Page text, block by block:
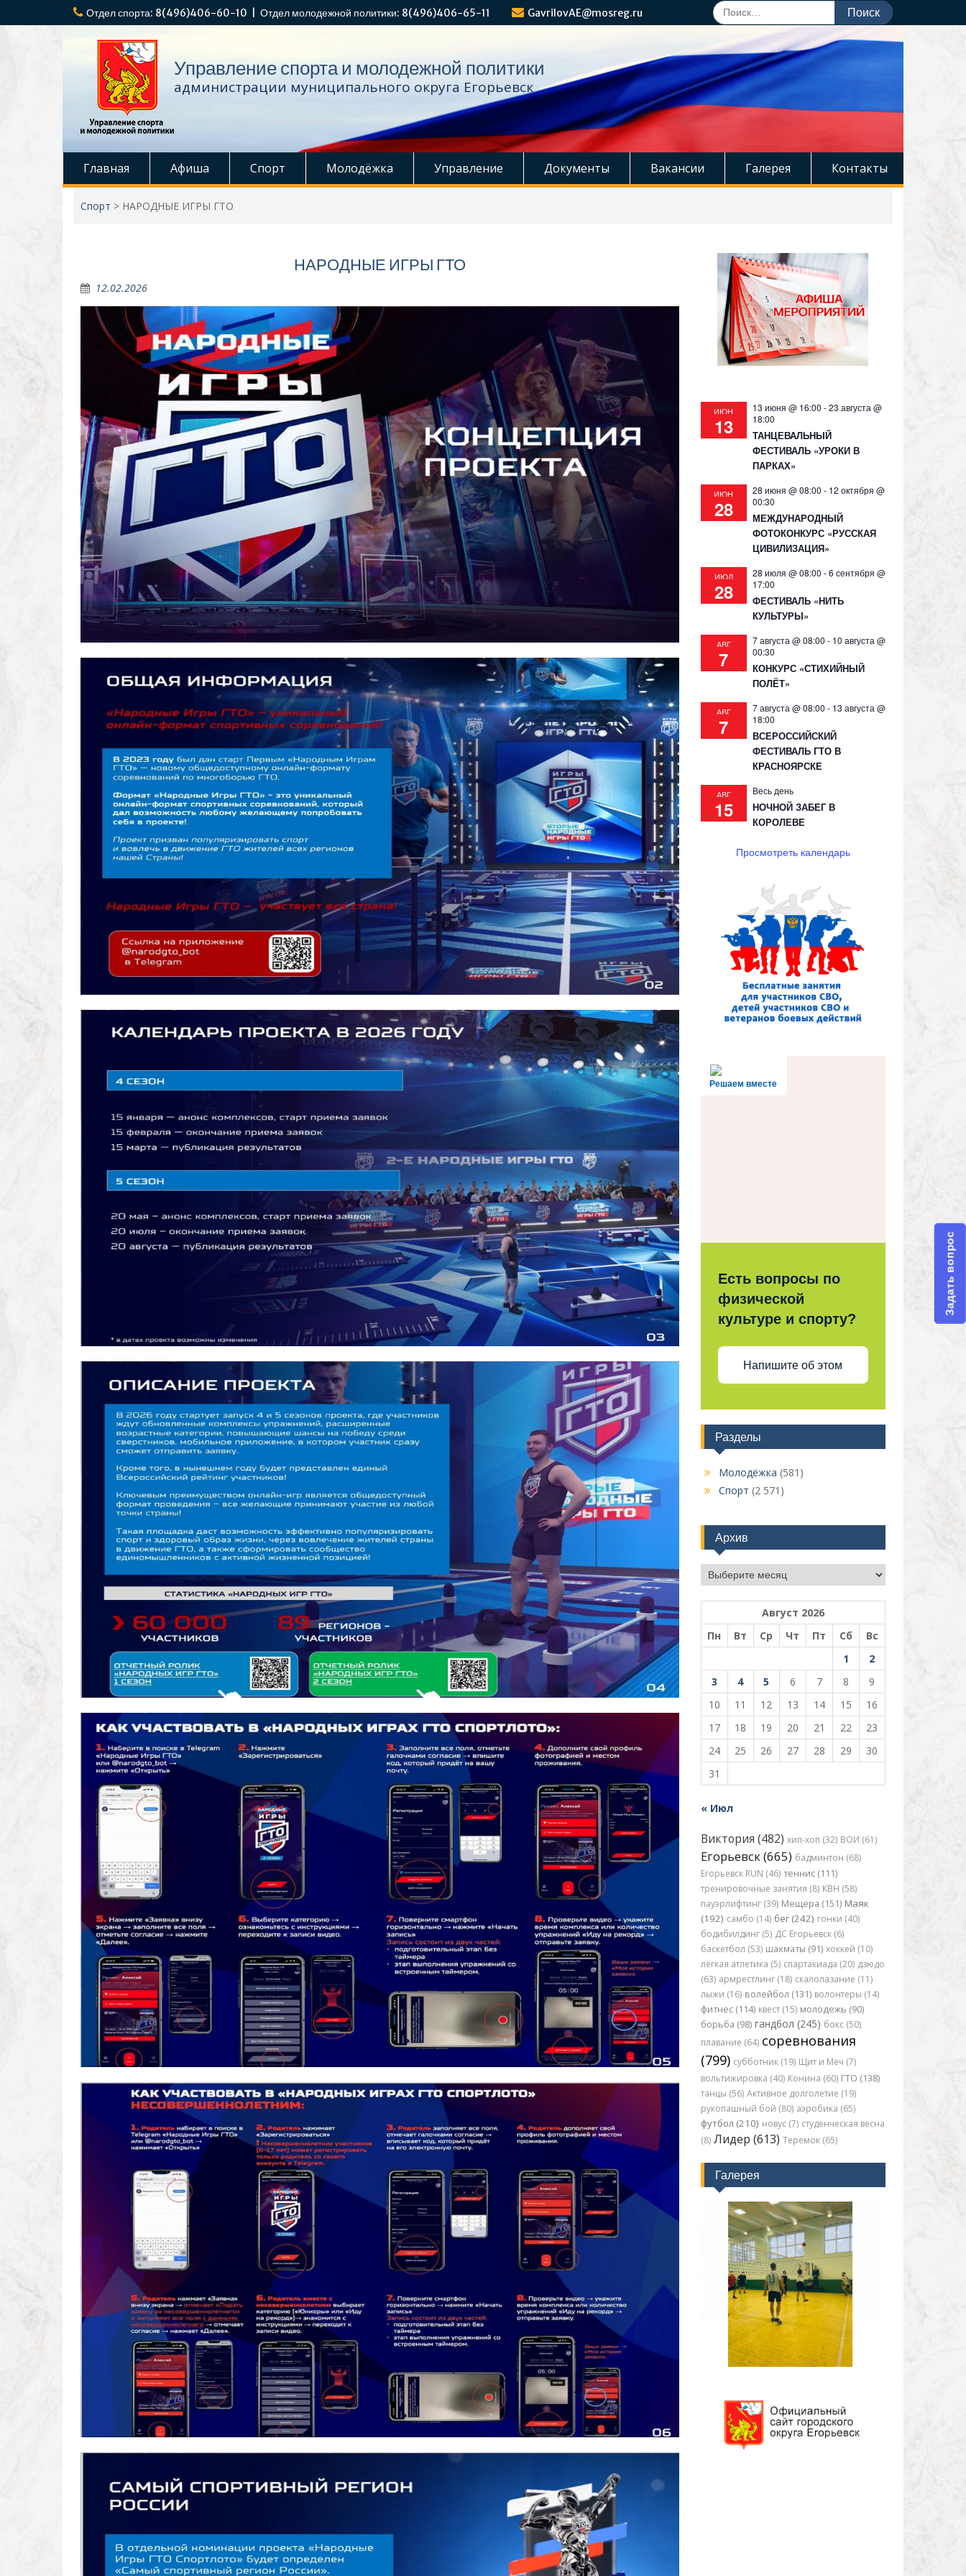
к
Отдел спорта: 8(496)406-60-10 | Отдел молодежной политики: 8(496)406-65-11 GavrilovAE@mosreg.ru
Поиск
по:
Управление спорта и молодежной политики
администрации муниципального округа Егорьевск
Главная Афиша Спорт Молодёжка Управление Документы Вакансии Галерея Контакты
Спорт > НАРОДНЫЕ ИГРЫ ГТО
НАРОДНЫЕ ИГРЫ ГТО
12.02.2026
ИЮН
13
13 июня @ 16:00 -23 августа @
18:00
ТАНЦЕВАЛЬНЫЙ
ФЕСТИВАЛЬ «УРОКИ В
ПАРКАХ»
ИЮН
28
28 июня @ 08:00 - 12 октября @
00:30
МЕЖДУНАРОДНЫЙ
ФОТОКОНКУРС «РУССКАЯ
ЦИВИЛИЗАЦИЯ»
ИЮЛ
28
28 июля @ 08:00 -6 сентября @
17:00
ФЕСТИВАЛЬ «НИТЬ
КУЛЬТУРЫ»
АВГ
7
7 августа @ 08:00 - 10 августа @
00:30
КОНКУРС «СТИХИЙНЫЙ
ПОЛЁТ»
АВГ
7
7 августа @ 08:00 - 13 августа @
18:00
ВСЕРОССИЙСКИЙ
ФЕСТИВАЛЬ ГТО В
КРАСНОЯРСКЕ
АВГ
15
Весь день
НОЧНОЙ ЗАБЕГ В
КОРОЛЕВЕ
Просмотреть календарь
Решаем вместе
Есть вопросы по
физической
культуре и спорту?
Напишите об этом
Разделы
Молодёжка (581)
Спорт (2 571)
Архив
Архив
Август 2026
Пн
Вт Ср Чт Пт Сб
Вс
1
2
3
4 5 6 7 8
9
10
11 12 13 14 15
16
17
18 19 20 21 22
23
24
25 26 27 28 29
30
31
« Июл
Виктория (482) хип-хоп (32) ВОИ (61)
Егорьевск (665) бадминтон (68)
Егорьевск RUN (46) теннис (111)
тренировочные занятия (8) КВН (58)
пауэрлифтинг (39) Мещера (151) Маяк
(192) самбо (14) бег (242) гонки (40)
бодибилдинг (5) ДС Егорьевск (6)
баскетбол (53) шахматы (91) хоккей (10)
лёгкая атлетика (5) спартакиада (20) дзюдо
(63) армрестлинг (18) скалолазание (11)
лыжи (16) волейбол (131) волонтеры (14)
фитнес (114) квест (15) молодежь (90)
борьба (98) гандбол (245) бокс (50)
плавание (64) соревнования
(799) субботник (19) Щит и Меч (7)
вольтижировка (40) Конина (60) ГТО (138)
танцы (56) Активное долголетие (19)
рукопашный бой (80) аэробика (65)
футбол (210) новус (7) студенческая весна
(8) Лидер (613) Теремок (65)
Галерея
Задать вопрос